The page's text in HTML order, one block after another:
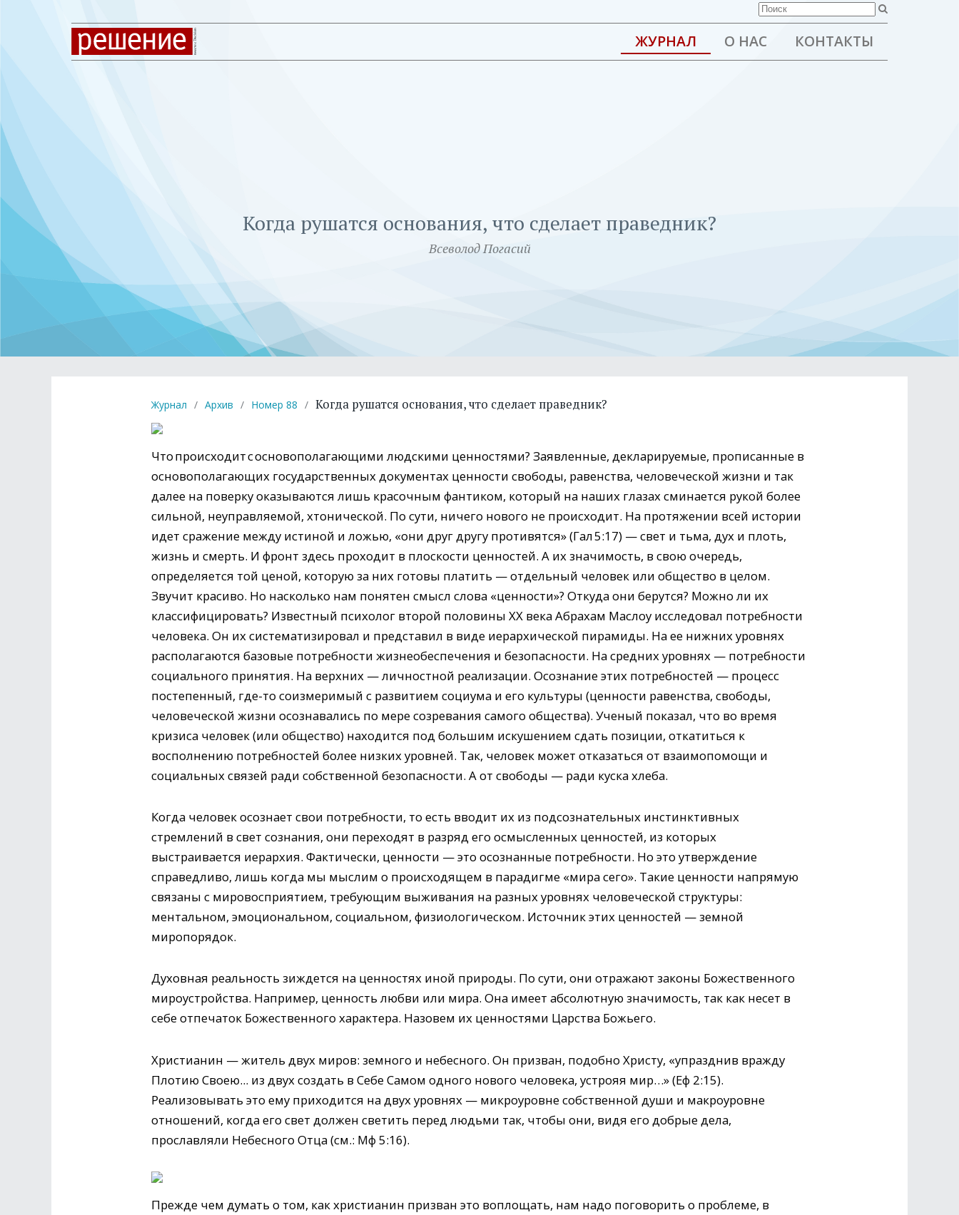
ЖУРНАЛ О НАС КОНТАКТЫ
Когда рушатся основания, что сделает праведник?
Всеволод Погасий
Журнал / Архив / Номер 88 / Когда рушатся основания, что сделает праведник?
Что происходит с основопо­ла­­га­­ющими людскими ценно­стя­­­ми? Заявленные, декларируемые, прописанные в
основополагающих государственных документах ценности свободы, равенства, человеческой жизни и так
далее на поверку оказываются лишь красочным фантиком, который на наших глазах сминается рукой более
сильной, неуправляемой, хтонической. По сути, ничего нового не происходит. На протяжении всей истории
идет сражение между истиной и ложью, «они друг другу противятся» (Гал 5:17) — свет и тьма, дух и плоть,
жизнь и смерть. И фронт здесь проходит в плоскости ценностей. А их значимость, в свою очередь,
определяется той ценой, которую за них готовы платить — отдельный человек или общество в целом.
Звучит красиво. Но насколько нам понятен смысл слова «ценности»? Откуда они берутся? Можно ли их
классифицировать? Известный психолог второй половины ХХ века Абрахам Маслоу исследовал потребности
человека. Он их систематизировал и представил в виде иерархической пирамиды. На ее нижних уровнях
располагаются базовые потребности жизне­обеспечения и безопасности. На средних уровнях — потребности
социального принятия. На верхних — личностной реализации. Осознание этих потребностей — процесс
постепенный, где-то соизмеримый с развитием социума и его культуры (ценности равенства, свободы,
человеческой жизни осознавались по мере созревания самого общества). Ученый показал, что во время
кризиса человек (или общество) находится под большим искушением сдать позиции, откатиться к
восполнению потребностей более низких уровней. Так, человек может отказаться от взаимопомощи и
социальных связей ради собственной безопасности. А от свободы — ради куска хлеба.
Когда человек осознает свои потребности, то есть вводит их из подсознательных инстинктивных
стремлений в свет сознания, они переходят в разряд его осмысленных ценностей, из которых
выстраивается иерархия. Фактически, ценности — это осознанные потребности. Но это утверждение
справедливо, лишь когда мы мыслим о происходящем в парадигме «мира сего». Такие ценности напрямую
связаны с мировосприятием, требующим выживания на разных уровнях человеческой структуры:
ментальном, эмоциональном, социальном, физиологическом. Источник этих ценностей — земной
миропорядок.
Духовная реальность зиждется на ценностях иной природы. По сути, они отражают законы Божественного
мироустройства. Например, ценность любви или мира. Она имеет абсолютную значимость, так как несет в
себе отпечаток Божественного характера. Назовем их ценностями Царства Божьего.
Христианин — житель двух миров: земного и небесного. Он призван, подобно Христу, «упразднив вражду
Плотию Своею... из двух создать в Себе Самом одного нового человека, устрояя мир…» (Еф 2:15).
Реализовывать это ему приходится на двух уровнях — микроуровне собственной души и макроуровне
отношений, когда его свет должен светить перед людьми так, чтобы они, видя его доб­рые дела,
прославляли Небесного Отца (см.: Мф 5:16).
Прежде чем думать о том, как христианин призван это воплощать, нам надо поговорить о проблеме, в